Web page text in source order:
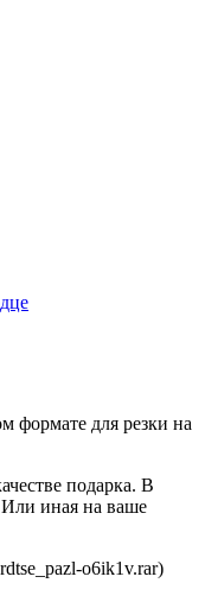
формате для резки на
подарка. В
иная на ваше
o6ik1v.rar)